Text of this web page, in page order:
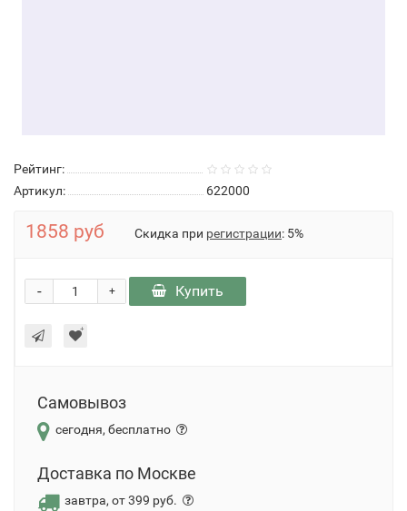
Рейтинг:
Артикул:
622000
1858 руб Скидка при регистрации: 5%
+
- Купить
Самовывоз
сегодня, бесплатно
Доставка по Москве
завтра, от 399 руб.